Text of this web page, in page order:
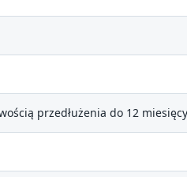
przedłużenia do 12 miesięcy